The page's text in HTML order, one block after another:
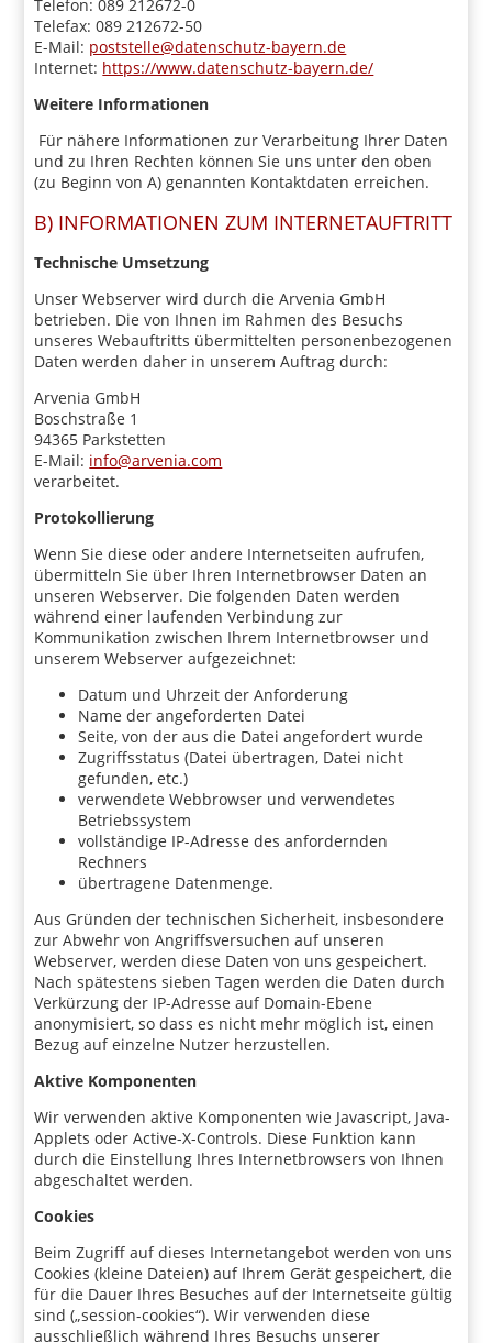
Telefon: 089 212672-0
Telefax: 089 212672-50
E-Mail: poststelle@datenschutz-bayern.de
Internet: https://www.datenschutz-bayern.de/
Weitere Informationen
Für nähere Informationen zur Verarbeitung Ihrer Daten
und zu Ihren Rechten können Sie uns unter den oben
(zu Beginn von A) genannten Kontaktdaten erreichen.
B) INFORMATIONEN ZUM INTERNETAUFTRITT
Technische Umsetzung
Unser Webserver wird durch die Arvenia GmbH
betrieben. Die von Ihnen im Rahmen des Besuchs
unseres Webauftritts übermittelten personenbezogenen
Daten werden daher in unserem Auftrag durch:
Arvenia GmbH
Boschstraße 1
94365 Parkstetten
E-Mail: info@arvenia.com
verarbeitet.
Protokollierung
Wenn Sie diese oder andere Internetseiten aufrufen,
übermitteln Sie über Ihren Internetbrowser Daten an
unseren Webserver. Die folgenden Daten werden
während einer laufenden Verbindung zur
Kommunikation zwischen Ihrem Internetbrowser und
unserem Webserver aufgezeichnet:
Datum und Uhrzeit der Anforderung
Name der angeforderten Datei
Seite, von der aus die Datei angefordert wurde
Zugriffsstatus (Datei übertragen, Datei nicht
gefunden, etc.)
verwendete Webbrowser und verwendetes
Betriebssystem
vollständige IP-Adresse des anfordernden
Rechners
übertragene Datenmenge.
Aus Gründen der technischen Sicherheit, insbesondere
zur Abwehr von Angriffsversuchen auf unseren
Webserver, werden diese Daten von uns gespeichert.
Nach spätestens sieben Tagen werden die Daten durch
Verkürzung der IP-Adresse auf Domain-Ebene
anonymisiert, so dass es nicht mehr möglich ist, einen
Bezug auf einzelne Nutzer herzustellen.
Aktive Komponenten
Wir verwenden aktive Komponenten wie Javascript, Java-
Applets oder Active-X-Controls. Diese Funktion kann
durch die Einstellung Ihres Internetbrowsers von Ihnen
abgeschaltet werden.
Cookies
Beim Zugriff auf dieses Internetangebot werden von uns
Cookies (kleine Dateien) auf Ihrem Gerät gespeichert, die
für die Dauer Ihres Besuches auf der Internetseite gültig
sind („session-cookies“). Wir verwenden diese
ausschließlich während Ihres Besuchs unserer